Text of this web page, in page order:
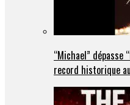
“Michael” dépasse
record historique